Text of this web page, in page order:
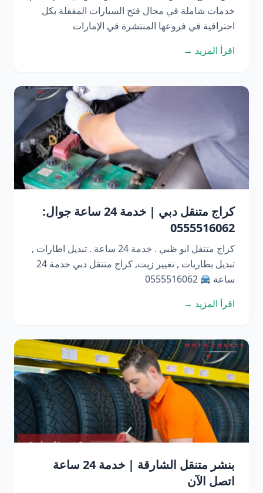
خدمات شاملة في مجال فتح السيارات المقفلة بكل
احترافية في فروعها المنتشرة في الإمارات
اقرأ المزيد →
كراج متنقل دبي | خدمة 24 ساعة جوال:
0555516062
كراج متنقل ابو ظبي . خدمة 24 ساعة . تبديل اطارات ,
تبديل بطاريات , تغيير زيت, كراج متنقل دبي خدمة 24
ساعة
0555516062
اقرأ المزيد →
بنشر متنقل الشارقة | خدمة 24 ساعة
اتصل الآن